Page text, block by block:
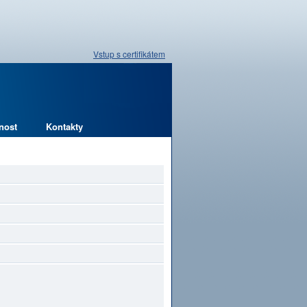
Vstup s certifikátem
Kontakty